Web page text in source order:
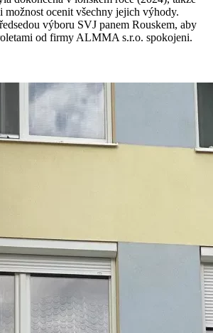
možnost ocenit všechny jejich výhody.
výboru SVJ panem Rouskem, aby
od firmy ALMMA s.r.o. spokojeni.